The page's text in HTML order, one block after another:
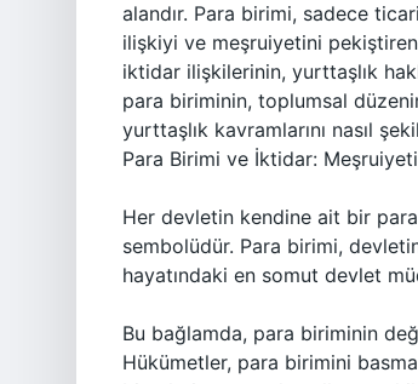
alandır. Para birimi, sadece
ilişkiyi ve meşruiyetini
iktidar ilişkilerinin, yurttaşlık
para biriminin, toplumsal
yurttaşlık kavramlarını nasıl
Para Birimi ve İktidar:
Her devletin kendine ait bir
sembolüdür. Para birimi,
hayatındaki en somut devlet
Bu bağlamda, para biriminin
Hükümetler, para birimini